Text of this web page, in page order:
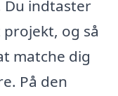
Du indtaster
og så
matche dig
På den